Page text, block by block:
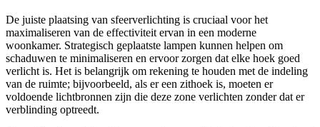
De juiste plaatsing van sfeerverlichting is cruciaal voor het
maximaliseren van de effectiviteit ervan in een moderne
woonkamer. Strategisch geplaatste lampen kunnen helpen om
schaduwen te minimaliseren en ervoor zorgen dat elke hoek goed
verlicht is. Het is belangrijk om rekening te houden met de indeling
van de ruimte; bijvoorbeeld, als er een zithoek is, moeten er
voldoende lichtbronnen zijn die deze zone verlichten zonder dat er
verblinding optreedt.